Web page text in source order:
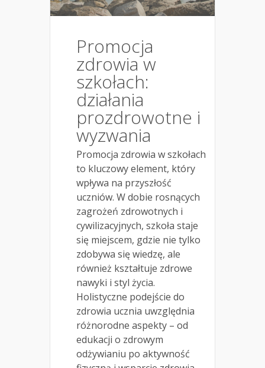
Promocja
zdrowia w
szkołach:
działania
prozdrowotne i
wyzwania
Promocja zdrowia w szkołach
to kluczowy element, który
wpływa na przyszłość
uczniów. W dobie rosnących
zagrożeń zdrowotnych i
cywilizacyjnych, szkoła staje
się miejscem, gdzie nie tylko
zdobywa się wiedzę, ale
również kształtuje zdrowe
nawyki i styl życia.
Holistyczne podejście do
zdrowia ucznia uwzględnia
różnorodne aspekty – od
edukacji o zdrowym
odżywianiu po aktywność